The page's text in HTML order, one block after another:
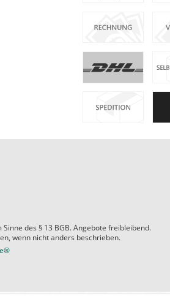
des § 13 BGB. Angebote freibleibend.
wenn nicht anders beschrieben.